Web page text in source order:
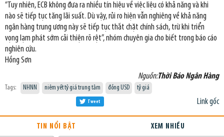
“Tuy nhiên, ECB không đưa ra nhiều tín hiệu về việc liệu có khả năng và khi
nào sẽ tiếp tục tăng lãi suất. Dù vậy, rủi ro hiện vẫn nghiêng về khả năng
ngân hàng trung ương này sẽ tiếp tục thắt chặt chính sách, trừ khi triển
vọng lạm phát sớm cải thiện rõ rệt”, nhóm chuyên gia cho biết trong báo cáo
nghiên cứu.
Hồng Sơn
Nguồn:Thời Báo Ngân Hàng
Tags: NHNN niêm yết tỷ giá trung tâm đồng USD tỷ giá
Link gốc
Tweet
TIN NỔI BẬT XEM NHIỀU